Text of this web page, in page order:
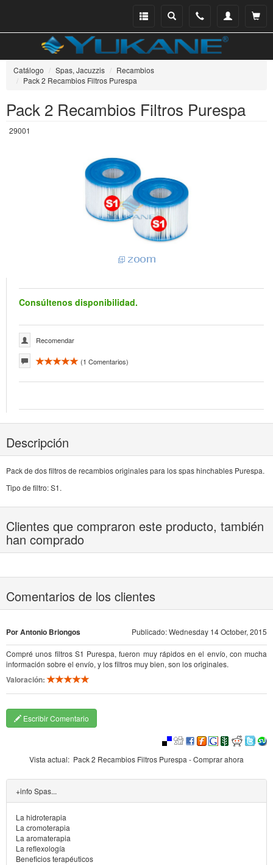
Ver
Mi
Teléfono
Buscar
Menu
Catálogo Spas, Jacuzzis
Recambios
Pack 2 Recambios Filtros Purespa
Pack 2 Recambios Filtros Purespa
29001
Consúltenos disponibilidad.
Recomendar
(1 Comentarios)
Descripción
Pack de dos filtros de recambios originales para los spas hinchables Purespa.
Tipo de filtro: S1.
Clientes que compraron este producto, también
han comprado
Comentarios de los clientes
Por Antonio Briongos Publicado: Wednesday 14 October, 2015
Compré unos filtros S1 Purespa, fueron muy rápidos en el envío, con mucha
información sobre el envío, y los filtros muy bien, son los originales.
Valoración:
Escribir Comentario
Vista actual: Pack 2 Recambios Filtros Purespa - Comprar ahora
+info Spas...
La hidroterapia
La cromoterapia
La aromaterapia
La reflexología
Beneficios terapéuticos